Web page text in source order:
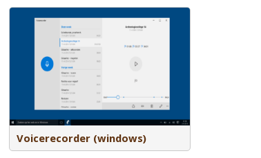
Voicerecorder (windows)